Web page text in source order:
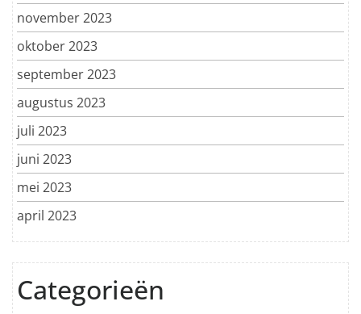
november 2023
oktober 2023
september 2023
augustus 2023
juli 2023
juni 2023
mei 2023
april 2023
Categorieën